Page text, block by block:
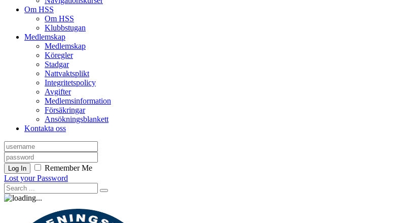
Om HSS
Om HSS
Klubbstugan
Medlemskap
Medlemskap
Köregler
Stadgar
Nattvaktsplikt
Integritetspolicy
Avgifter
Medlemsinformation
Försäkringar
Ansökningsblankett
Kontakta oss
Log In
Remember Me
Lost your Password